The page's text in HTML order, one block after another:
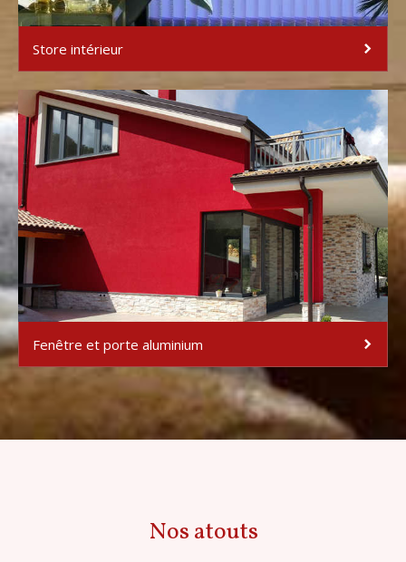
Store intérieur
Fenêtre et porte aluminium
Nos atouts